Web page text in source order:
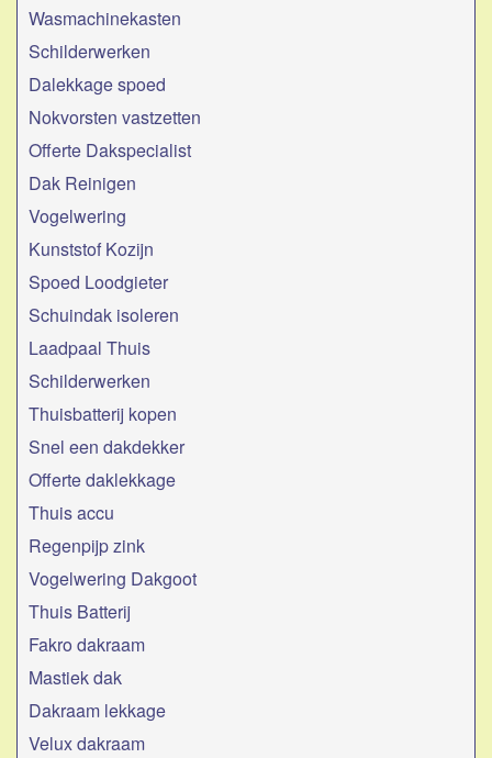
Wasmachinekasten
Schilderwerken
Dalekkage spoed
Nokvorsten vastzetten
Offerte Dakspecialist
Dak Reinigen
Vogelwering
Kunststof Kozijn
Spoed Loodgieter
Schuindak isoleren
Laadpaal Thuis
Schilderwerken
Thuisbatterij kopen
Snel een dakdekker
Offerte daklekkage
Thuis accu
Regenpijp zink
Vogelwering Dakgoot
Thuis Batterij
Fakro dakraam
Mastiek dak
Dakraam lekkage
Velux dakraam